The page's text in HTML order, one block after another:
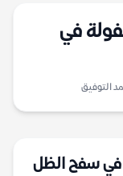
في
التوفيق
في سفح الظل